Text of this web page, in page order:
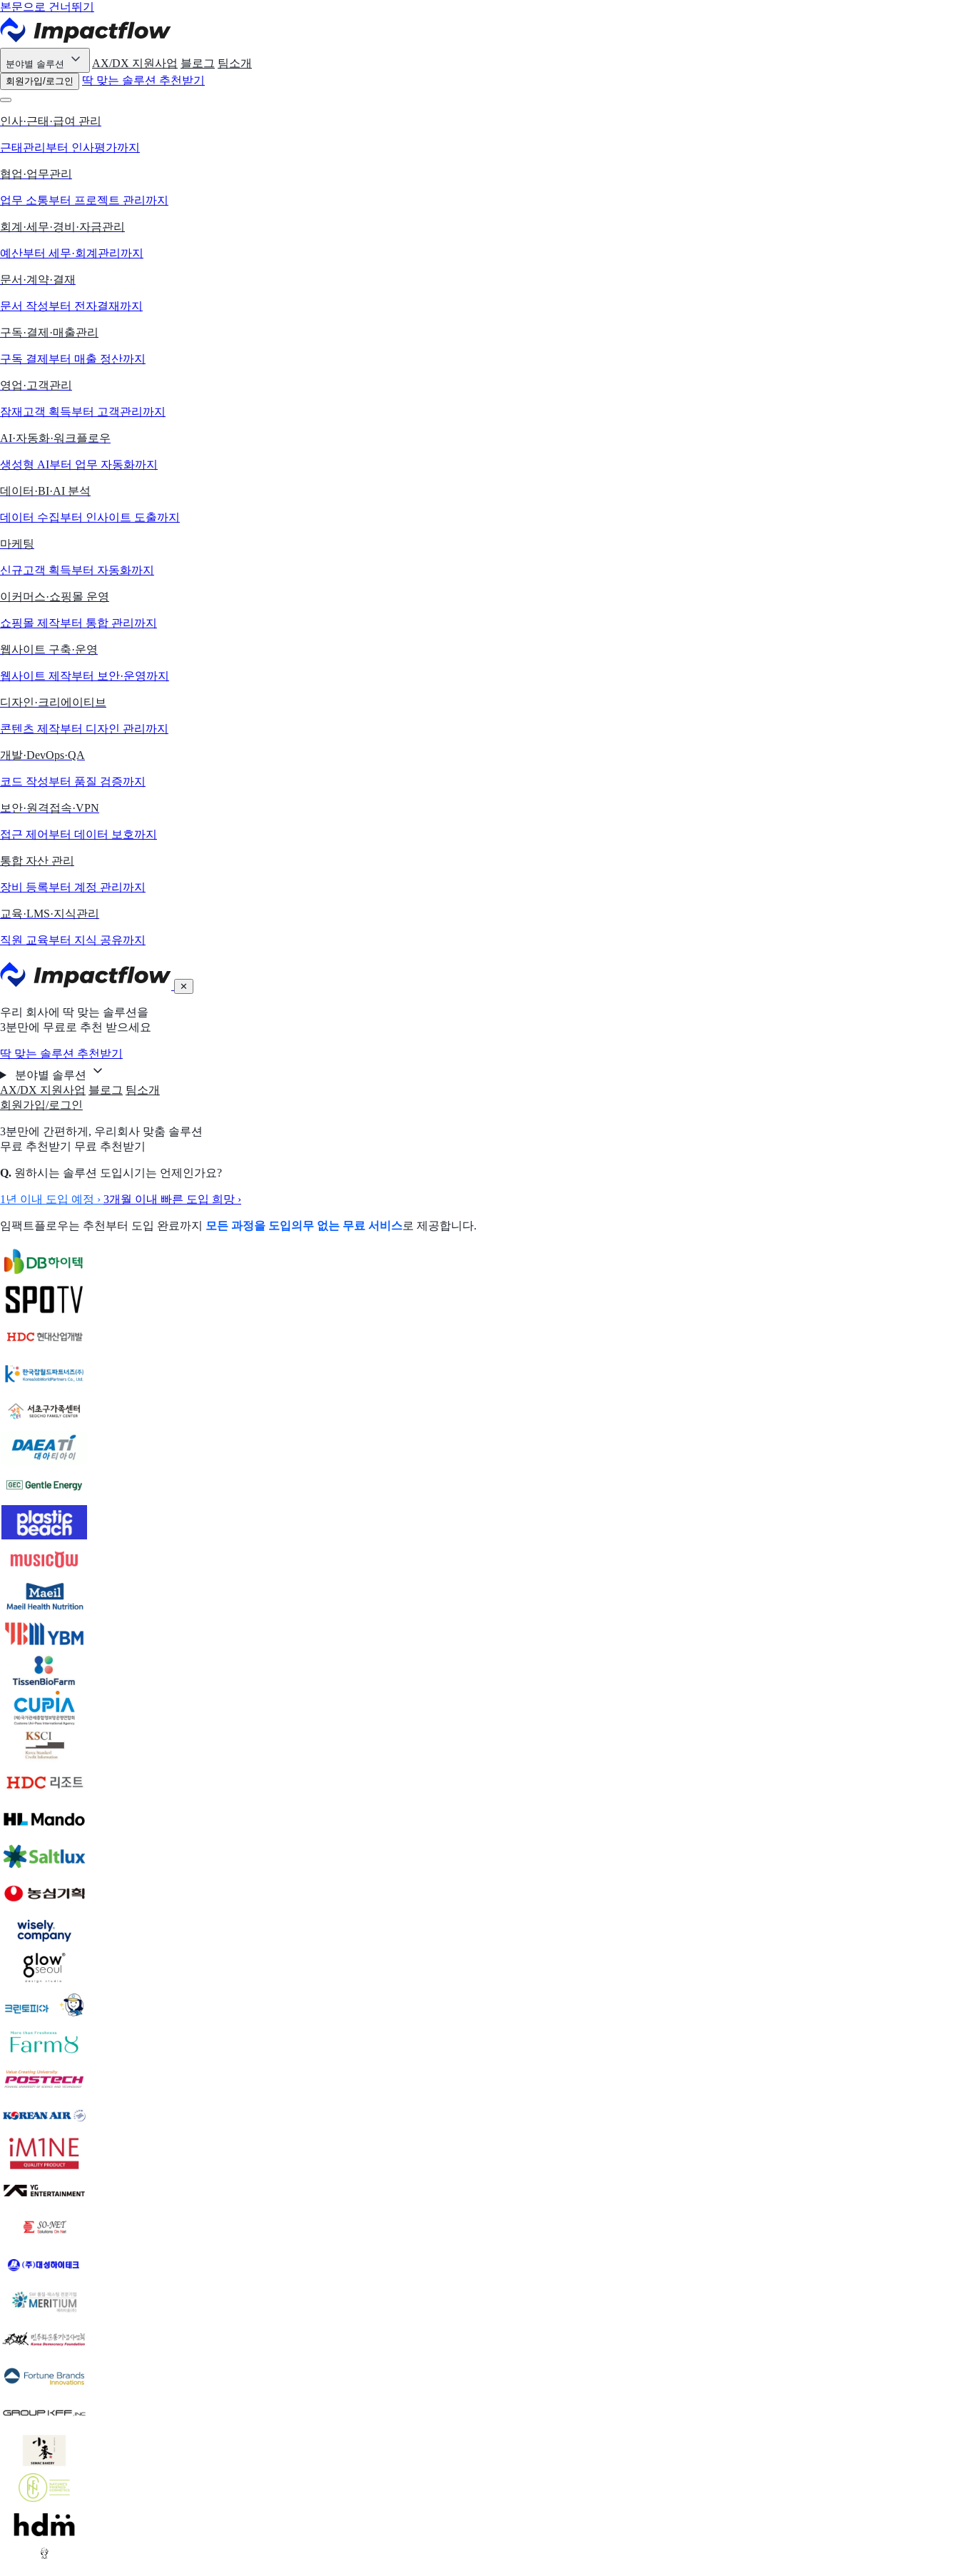
본문으로 건너뛰기
분야별 솔루션 AX/DX 지원사업 블로그 팀소개
회원가입/로그인 딱 맞는 솔루션 추천받기
인사·근태·급여 관리
근태관리부터 인사평가까지
협업·업무관리
업무 소통부터 프로젝트 관리까지
회계·세무·경비·자금관리
예산부터 세무·회계관리까지
문서·계약·결재
문서 작성부터 전자결재까지
구독·결제·매출관리
구독 결제부터 매출 정산까지
영업·고객관리
잠재고객 획득부터 고객관리까지
AI·자동화·워크플로우
생성형 AI부터 업무 자동화까지
데이터·BI·AI 분석
데이터 수집부터 인사이트 도출까지
마케팅
신규고객 획득부터 자동화까지
이커머스·쇼핑몰 운영
쇼핑몰 제작부터 통합 관리까지
웹사이트 구축·운영
웹사이트 제작부터 보안·운영까지
디자인·크리에이티브
콘텐츠 제작부터 디자인 관리까지
개발·DevOps·QA
코드 작성부터 품질 검증까지
보안·원격접속·VPN
접근 제어부터 데이터 보호까지
통합 자산 관리
장비 등록부터 계정 관리까지
교육·LMS·지식관리
직원 교육부터 지식 공유까지
✕
우리 회사에 딱 맞는 솔루션을
3분만에 무료로 추천 받으세요
딱 맞는 솔루션 추천받기
분야별 솔루션
AX/DX 지원사업 블로그 팀소개
회원가입/로그인
3분만에 간편하게, 우리회사 맞춤 솔루션
무료 추천받기
무료 추천받기
Q. 원하시는 솔루션 도입시기는 언제인가요?
1년 이내 도입 예정 › 3개월 이내 빠른 도입 희망 ›
임팩트플로우는 추천부터 도입 완료까지 모든 과정을 도입의무 없는 무료 서비스로 제공합니다.